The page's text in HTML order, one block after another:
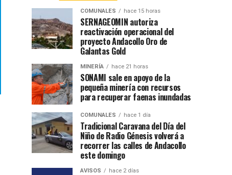
COMUNALES hace 15 horas
SERNAGEOMIN autoriza
reactivación operacional del
proyecto Andacollo Oro de
Galantas Gold
MINERÍA hace 21 horas
SONAMI sale en apoyo de la
pequeña minería con recursos
para recuperar faenas inundadas
COMUNALES hace 1 día
Tradicional Caravana del Día del
Niño de Radio Génesis volverá a
recorrer las calles de Andacollo
este domingo
AVISOS hace 2 días